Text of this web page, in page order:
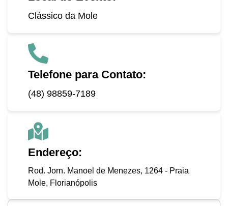
Clássico da Mole
Telefone para Contato:
(48) 98859-7189
Endereço:
Rod. Jorn. Manoel de Menezes, 1264 - Praia
Mole, Florianópolis